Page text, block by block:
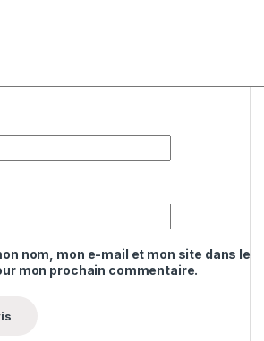
nom, mon e-mail et mon site dans le
mon prochain commentaire.